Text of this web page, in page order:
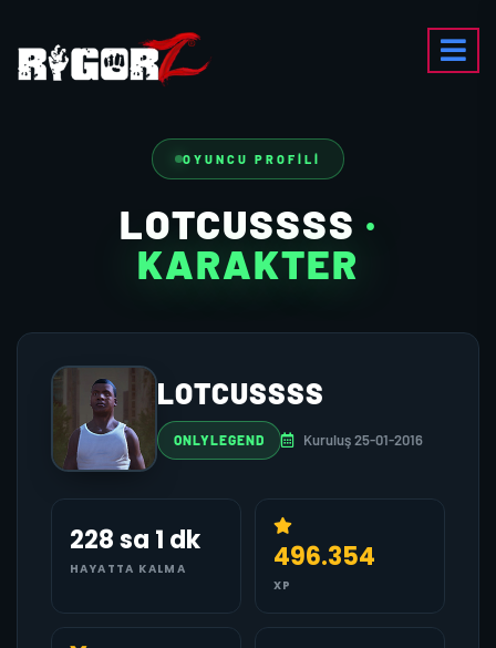
OYUNCU PROFILI
LOTCUSSSS ·
KARAKTER
LOTCUSSSS
ONLYLEGEND Kuruluş 25-01-2016
228 sa 1 dk
HAYATTA KALMA 496.354
XP